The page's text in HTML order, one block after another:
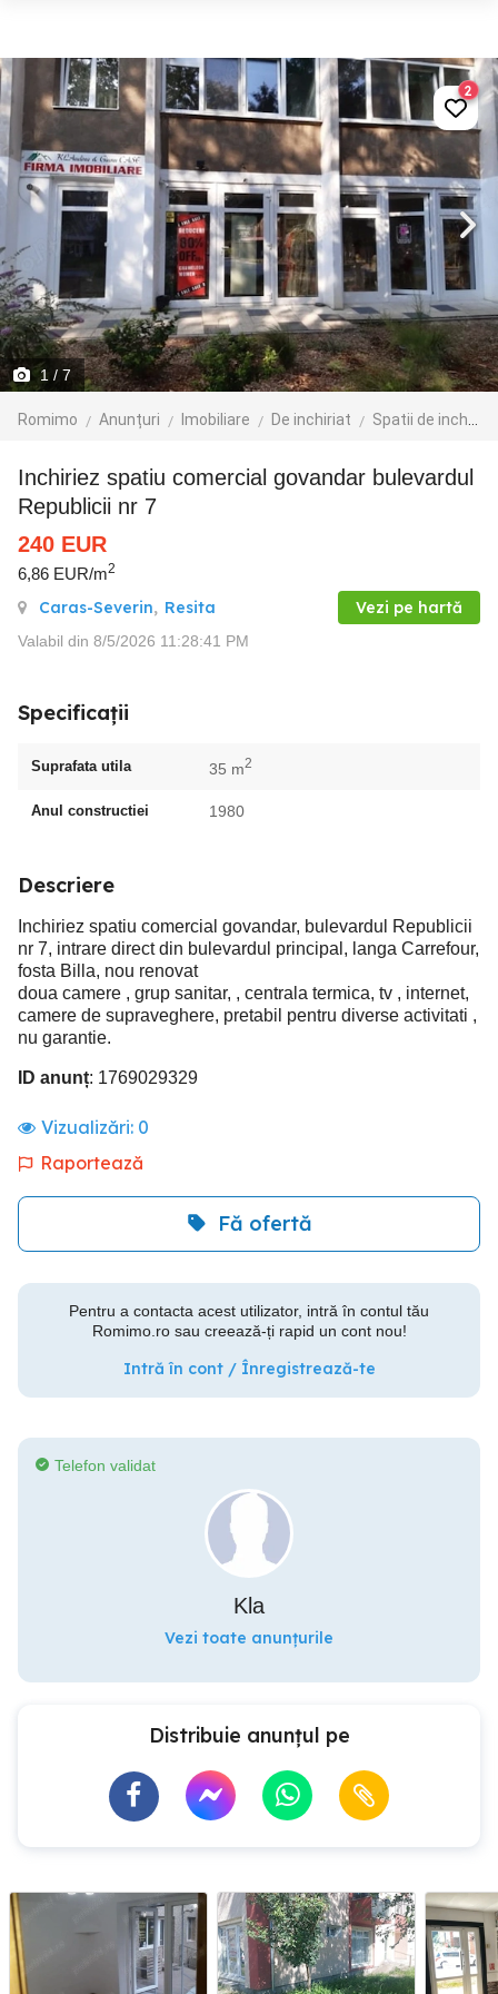
1 / 7
Romimo Anunțuri Imobiliare De inchiriat Spatii de inchiriat
2
Inchiriez spatiu comercial govandar bulevardul
Republicii nr 7
240 EUR
6,86 EUR/m2
Caras-Severin, Resita Vezi pe hartă
Valabil din 8/5/2026 11:28:41 PM
Specificații
Suprafata utila 35 m2
Anul constructiei 1980
Descriere
Inchiriez spatiu comercial govandar, bulevardul Republicii
nr 7, intrare direct din bulevardul principal, langa Carrefour,
fosta Billa, nou renovat
doua camere , grup sanitar, , centrala termica, tv , internet,
camere de supraveghere, pretabil pentru diverse activitati ,
nu garantie.
ID anunț: 1769029329
Vizualizări: 0
Raportează
Fă ofertă
Pentru a contacta acest utilizator, intră în contul tău
Romimo.ro sau creează-ți rapid un cont nou!
Intră în cont / Înregistrează-te
Telefon validat
Kla
Vezi toate anunțurile
Distribuie anunțul pe